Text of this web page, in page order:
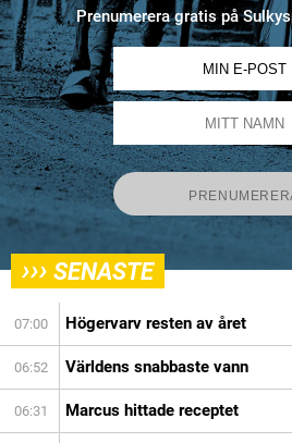
Prenumerera gratis på
››› SENASTE
07:00 Högervarv resten av året
06:52 Världens snabbaste vann
06:31 Marcus hittade receptet